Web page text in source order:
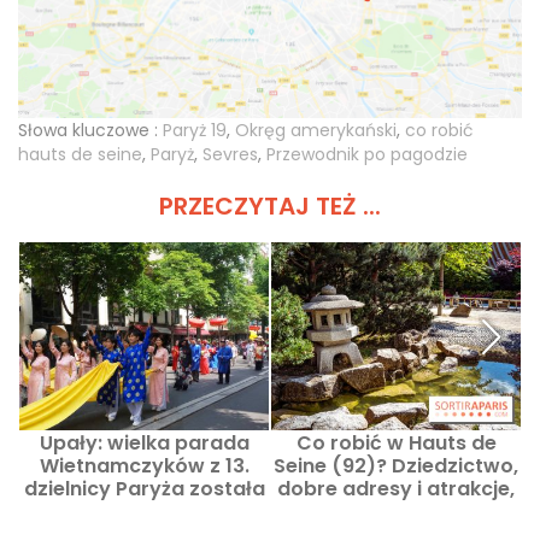
Słowa kluczowe : Paryż 19, Okręg amerykański, co robić
hauts de seine, Paryż, Sevres, Przewodnik po pagodzie
PRZECZYTAJ TEŻ ...
Upały: wielka parada
Wietnamczyków z 13.
dzielnicy Paryża została
Co robić w Hauts de
Seine (92)? Dziedzictwo,
dobre adresy i atrakcje,